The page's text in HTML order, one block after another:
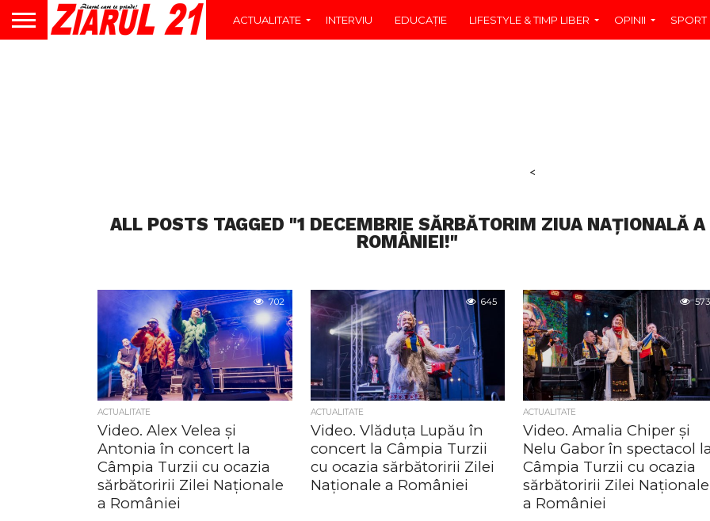
ACTUALITATE INTERVIU EDUCAŢIE LIFESTYLE & TIMP LIBER OPINII SPORT
<
ALL POSTS TAGGED "1 DECEMBRIE SĂRBĂTORIM ZIUA NAȚIONALĂ A
ROMÂNIEI!"
702
ACTUALITATE
Video. Alex Velea și
Antonia în concert la
Câmpia Turzii cu ocazia
sărbătoririi Zilei Naționale
a României
645
ACTUALITATE
Video. Vlăduța Lupău în
concert la Câmpia Turzii
cu ocazia sărbătoririi Zilei
Naționale a României
573
ACTUALITATE
Video. Amalia Chiper și
Nelu Gabor în spectacol
Câmpia Turzii cu ocazia
sărbătoririi Zilei Naționale
a României